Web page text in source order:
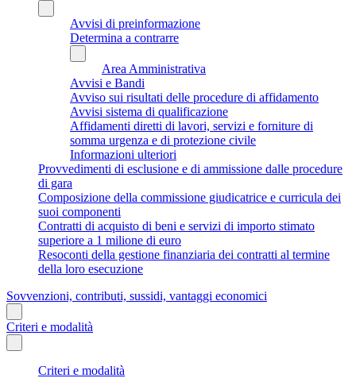
Avvisi di preinformazione
Determina a contrarre
Area Amministrativa
Avvisi e Bandi
Avviso sui risultati delle procedure di affidamento
Avvisi sistema di qualificazione
Affidamenti diretti di lavori, servizi e forniture di
somma urgenza e di protezione civile
Informazioni ulteriori
Provvedimenti di esclusione e di ammissione dalle procedure
di gara
Composizione della commissione giudicatrice e curricula dei
suoi componenti
Contratti di acquisto di beni e servizi di importo stimato
superiore a 1 milione di euro
Resoconti della gestione finanziaria dei contratti al termine
della loro esecuzione
Sovvenzioni, contributi, sussidi, vantaggi economici
Criteri e modalità
Criteri e modalità